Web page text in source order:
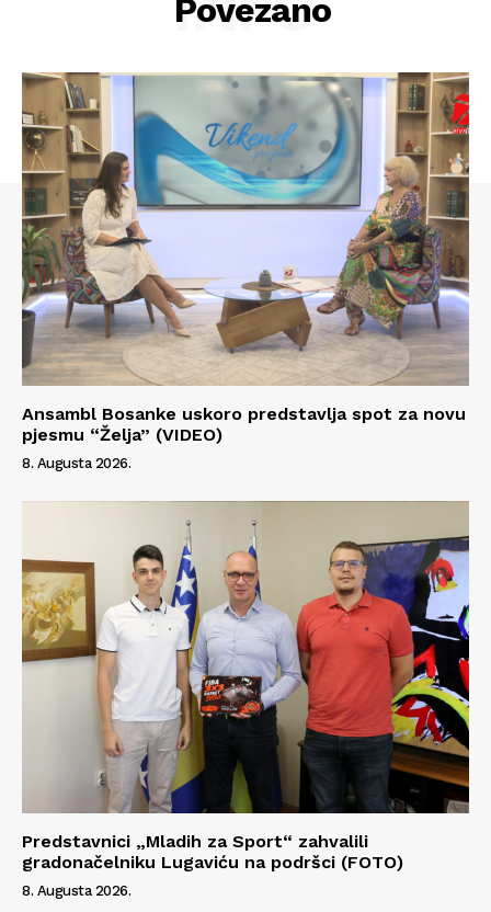
Info
O nama
Povezano
Ansambl Bosanke uskoro predstavlja spot za novu
pjesmu “Želja” (VIDEO)
8. Augusta 2026.
Predstavnici „Mladih za Sport“ zahvalili
gradonačelniku Lugaviću na podršci (FOTO)
8. Augusta 2026.